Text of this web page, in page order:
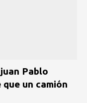
Pablo
un camión